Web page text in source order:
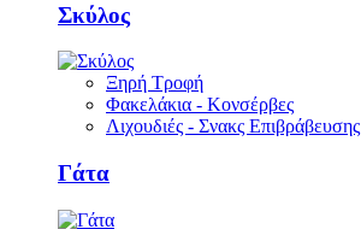
Σκύλος
Ξηρή Τροφή
Φακελάκια - Κονσέρβες
Λιχουδιές - Σνακς Επιβράβευσης
Γάτα